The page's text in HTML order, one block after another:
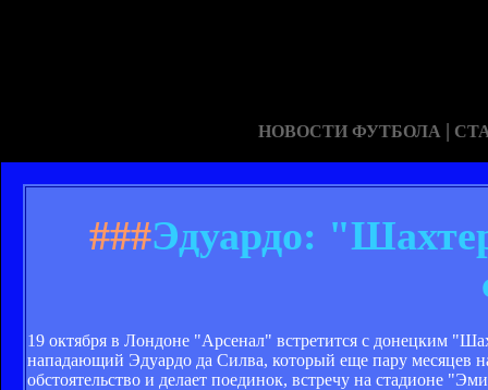
НОВОСТИ ФУТБОЛА |
###Эдуардо:
19 октября в Лондоне "Арсенал" встретится с донецким
нападающий Эдуардо да Силва, который еще пару месяцев
обстоятельство и делает поединок, встречу на стадионе